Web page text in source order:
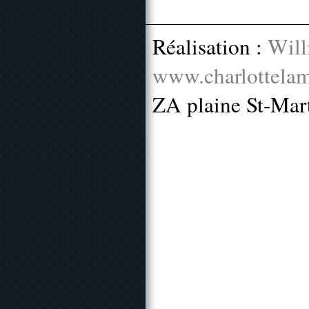
Réalisation :
ZA plaine St-